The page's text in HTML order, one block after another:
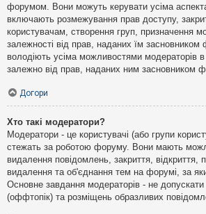
форумом. Вони можуть керувати усіма
включають розмежування прав доступу,
користувачам, створення груп, призначення
залежності від прав, наданих їм
володіють усіма можливостями модераторів
залежно від прав, наданих ним засновником
Догори
Хто такі модератори?
Модератори - це користувачі (або групи
стежать за роботою форуму. Вони мають
видалення повідомлень, закриття, відкриття,
видалення та об'єднання тем на форумі, за
Основне завдання модераторів - не допускати
(оффтопік) та розміщень образливих